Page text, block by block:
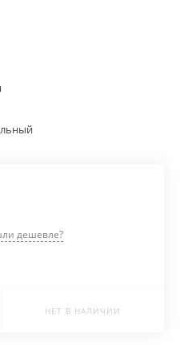
дешевле?
НЕТ В НАЛИЧИИ